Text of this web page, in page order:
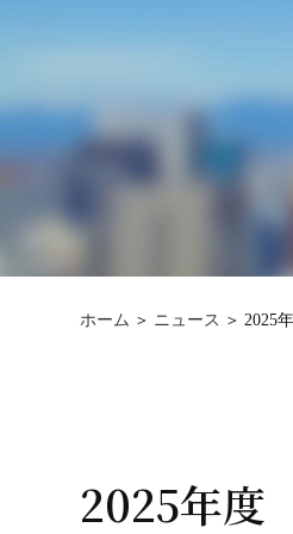
ホーム ニュース 2025
2025年度